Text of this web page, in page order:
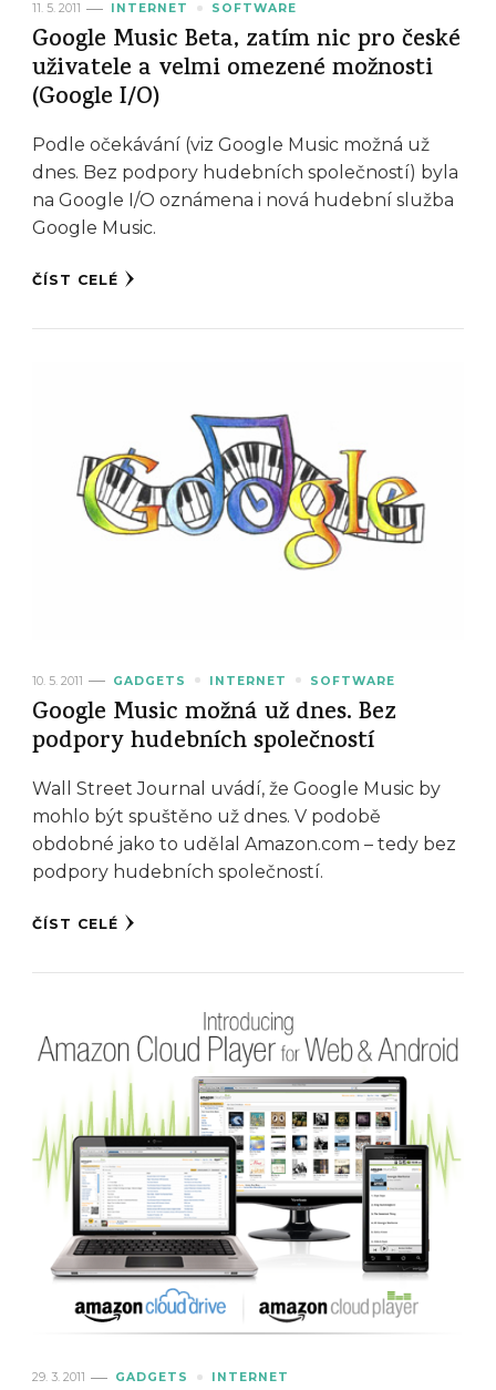
11. 5. 2011 INTERNET SOFTWARE
Google Music Beta, zatím nic pro české
uživatele a velmi omezené možnosti
(Google I/O)
Podle očekávání (viz Google Music možná už
dnes. Bez podpory hudebních společností) byla
na Google I/O oznámena i nová hudební služba
Google Music.
ČÍST CELÉ
10. 5. 2011 GADGETS INTERNET SOFTWARE
Google Music možná už dnes. Bez
podpory hudebních společností
Wall Street Journal uvádí, že Google Music by
mohlo být spuštěno už dnes. V podobě
obdobné jako to udělal Amazon.com – tedy bez
podpory hudebních společností.
ČÍST CELÉ
29. 3. 2011 GADGETS INTERNET